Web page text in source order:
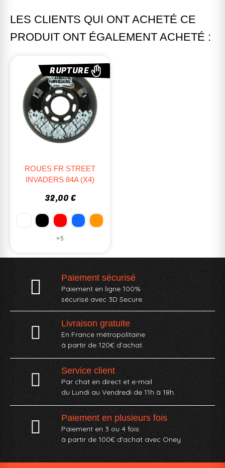
LES CLIENTS QUI ONT ACHETÉ CE
PRODUIT ONT ÉGALEMENT ACHETÉ :
RUPTURE
ROUES FR STREET
INVADERS 84A (X4)
32,00 €
+5
Paiement sécurisé
Paiement en ligne 100%
sécurisé avec 3D Secure.
Livraison gratuite
En France métropolitaine
à partir de 120€ d'achat.
Service client
Par chat en direct et e-mail
du Lundi au Vendredi de 11h à 18h.
Paiement en plusieurs fois
Paiement en 3 ou 4 fois
à partir de 100€ d'achat avec Oney​